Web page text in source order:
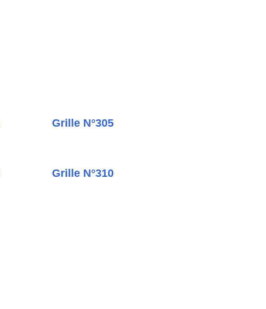
Grille N°305
Grille N°310